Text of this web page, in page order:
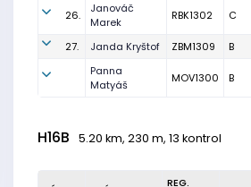
26.
Janováč
Marek
RBK1302 C
27. Janda Kryštof ZBM1309 B
Panna
Matyáš
MOV1300 B
H16B 5.20 km, 230 m, 13 kontrol
REG.